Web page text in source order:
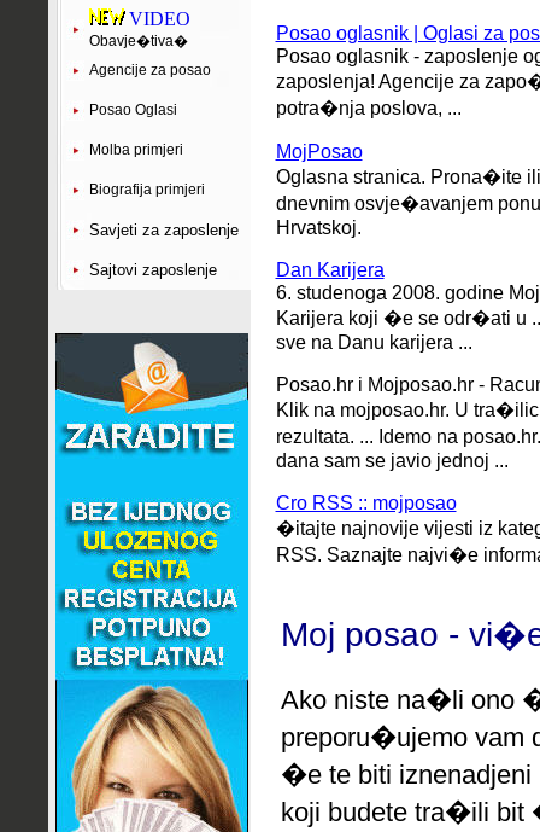
VIDEO
Obavje�tiva�
Agencije za posao
Posao Oglasi
Molba primjeri
Biografija primjeri
Savjeti za zaposlenje
Sajtovi zaposlenje
Posao oglasnik | Oglasi za
Posao oglasnik - zaposlenje
zaposlenja! Agencije za
potra�nja poslova, ...
MojPosao
Oglasna stranica. Prona�ite
dnevnim osvje�avanjem
Hrvatskoj.
Dan Karijera
6. studenoga 2008. godine
Karijera koji �e se odr�ati u
sve na Danu karijera ...
Posao.hr i Mojposao.hr -
Klik na mojposao.hr. U
rezultata. ... Idemo na
dana sam se javio jednoj ...
Cro RSS :: mojposao
�itajte najnovije vijesti iz
RSS. Saznajte najvi�e
Moj posao -
Ako niste na�li ono
preporu�ujemovam
�e te biti iznenadjeni
koji budete tra�ili bit